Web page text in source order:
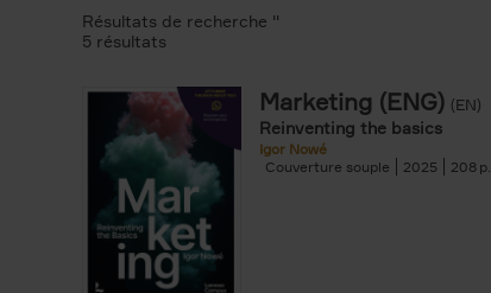
Verstraete filter
De Feyter filter
Steven Van Belleghem filter
Résultats de recherche ''
5 résultats
Marketing (ENG) (EN)
Reinventing the basics
Igor Nowé
Couverture souple
2025 208